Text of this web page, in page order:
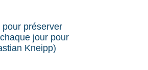
préserver
jour pour
Kneipp)